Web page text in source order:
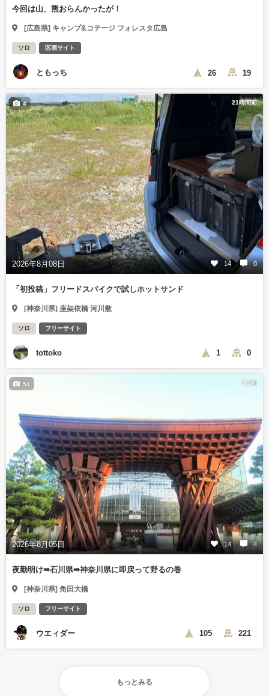
今回は山、熊おらんかったが！
[広島県] キャンプ&コテージ フォレスタ広島
ソロ 区画サイト
ともっち 26 19
21時間前
2026年8月08日 14 0
4
「初投稿」フリードスパイクで試しホットサンド
[神奈川県] 座架依橋 河川敷
ソロ フリーサイト
tottoko 1 0
1日前
2026年8月05日 14 4
54
夜勤明け⇛石川県⇛神奈川県に即戻って野るの巻
[神奈川県] 角田大橋
ソロ フリーサイト
ウエィダー 105 221
もっとみる